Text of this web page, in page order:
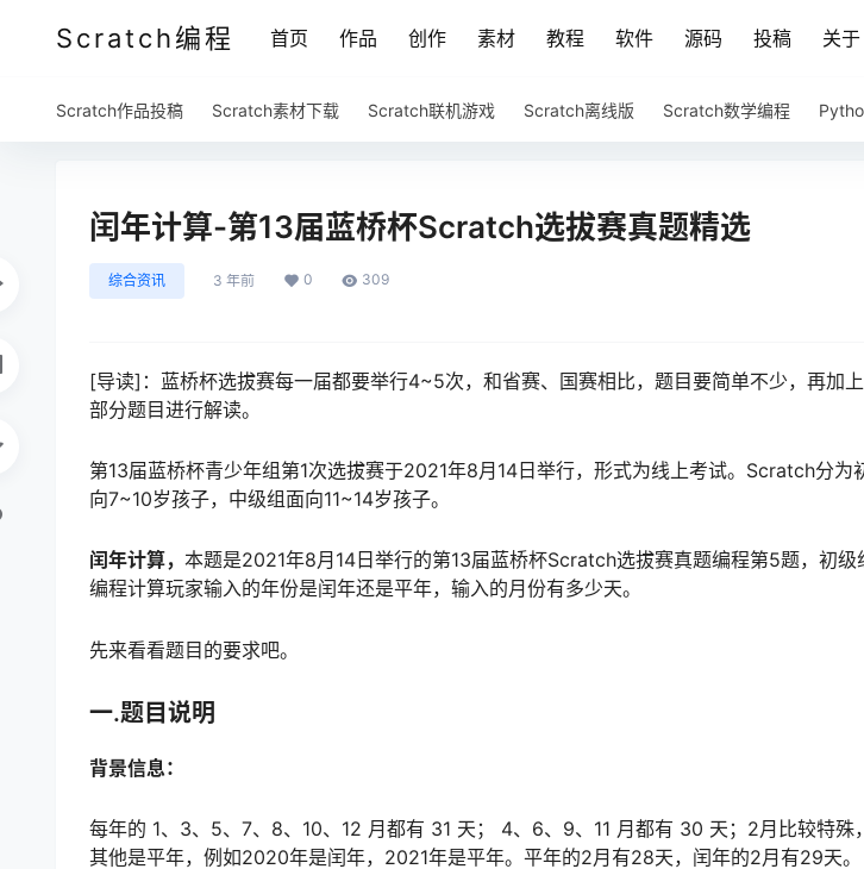
Scratch编程 首页 作品 创作 素材 教程 软件 源码 投稿 关于
Scratch作品投稿 Scratch素材下载 Scratch联机游戏 Scratch离线版 Scratch数学编程
闰年计算-第13届蓝桥杯Scratch选拔赛真题精选
综合资讯 3 年前 0 309
[导读]：蓝桥杯选拔赛每一届都要举行4~5次，和省赛、国赛相比，题目要简单不少，再加
部分题目进行解读。
第13届蓝桥杯青少年组第1次选拔赛于2021年8月14日举行，形式为线上考试。Scratch分为
向7~10岁孩子，中级组面向11~14岁孩子。
闰年计算， 本题是2021年8月14日举行的第13届蓝桥杯Scratch选拔赛真题编程第5题，初
编程计算玩家输入的年份是闰年还是平年，输入的月份有多少天。
先来看看题目的要求吧。
一.题目说明
背景信息：
每年的 1、3、5、7、8、10、12 月都有 31 天； 4、6、9、11 月都有 30 天；2月比较特殊
其他是平年，例如2020年是闰年，2021年是平年。平年的2月有28天，闰年的2月有29天。